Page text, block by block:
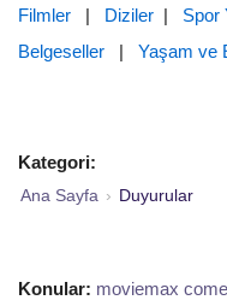
Filmler | Diziler | Spor
Belgeseller | Yaşam ve
Kategori:
Ana Sayfa › Duyurular
Konular: moviemax